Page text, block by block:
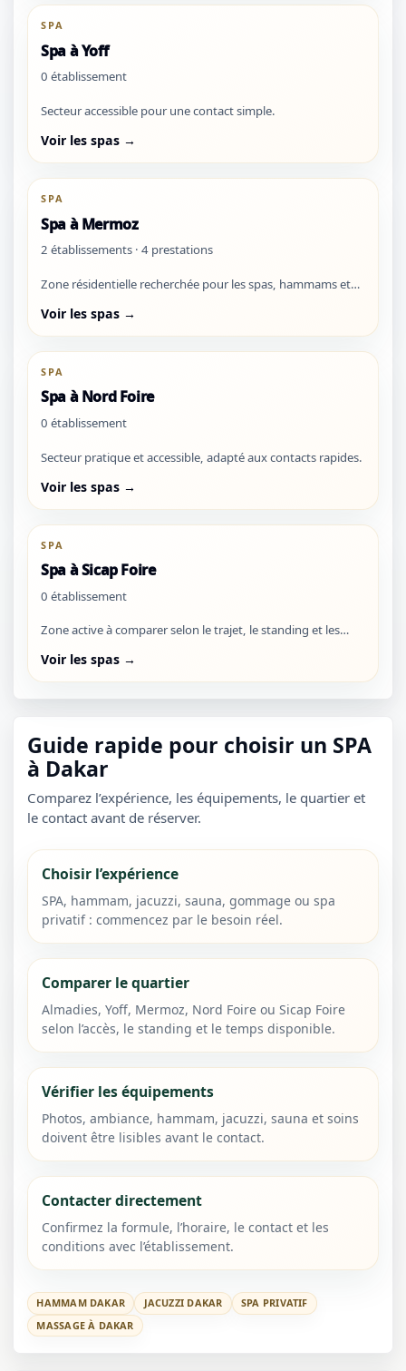
SPA
Spa à Yoff
0 établissement
Secteur accessible pour une contact simple.
Voir les spas →
SPA
Spa à Mermoz
2 établissements · 4 prestations
Zone résidentielle recherchée pour les spas, hammams et
Voir les spas →
SPA
Spa à Nord Foire
0 établissement
Secteur pratique et accessible, adapté aux contacts rapides.
Voir les spas →
SPA
Spa à Sicap Foire
0 établissement
Zone active à comparer selon le trajet, le standing et les
Voir les spas →
Guide rapide pour choisir un SPA
à Dakar
Comparez l’expérience, les équipements, le quartier et
le contact avant de réserver.
Choisir l’expérience
SPA, hammam, jacuzzi, sauna, gommage ou spa
privatif : commencez par le besoin réel.
Comparer le quartier
Almadies, Yoff, Mermoz, Nord Foire ou Sicap Foire
selon l’accès, le standing et le temps disponible.
Vérifier les équipements
Photos, ambiance, hammam, jacuzzi, sauna et soins
doivent être lisibles avant le contact.
Contacter directement
Confirmez la formule, l’horaire, le contact et les
conditions avec l’établissement.
HAMMAM DAKAR JACUZZI DAKAR
SPA PRIVATIF
MASSAGE À DAKAR
1 / 1
＋⛶↓✕